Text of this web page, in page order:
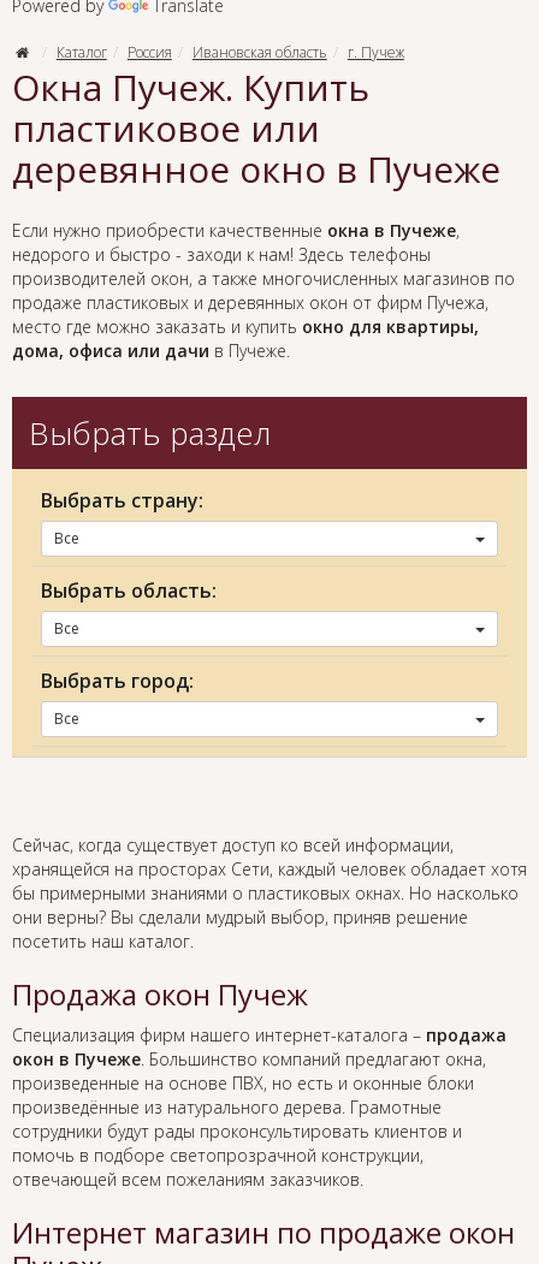
Powered by Translate
Каталог Россия Ивановская область г. Пучеж
Окна Пучеж. Купить
пластиковое или
деревянное окно в Пучеже
Если нужно приобрести качественные окна в Пучеже,
недорого и быстро - заходи к нам! Здесь телефоны
производителей окон, а также многочисленных магазинов по
продаже пластиковых и деревянных окон от фирм Пучежа,
место где можно заказать и купить окно для квартиры,
дома, офиса или дачи в Пучеже.
Выбрать раздел
Выбрать страну:
Все
Выбрать область:
Все
Выбрать город:
Все
Сейчас, когда существует доступ ко всей информации,
хранящейся на просторах Сети, каждый человек обладает хотя
бы примерными знаниями о пластиковых окнах. Но насколько
они верны? Вы сделали мудрый выбор, приняв решение
посетить наш каталог.
Продажа окон Пучеж
Специализация фирм нашего интернет-каталога – продажа
окон в Пучеже. Большинство компаний предлагают окна,
произведенные на основе ПВХ, но есть и оконные блоки
произведённые из натурального дерева. Грамотные
сотрудники будут рады проконсультировать клиентов и
помочь в подборе светопрозрачной конструкции,
отвечающей всем пожеланиям заказчиков.
Интернет магазин по продаже окон